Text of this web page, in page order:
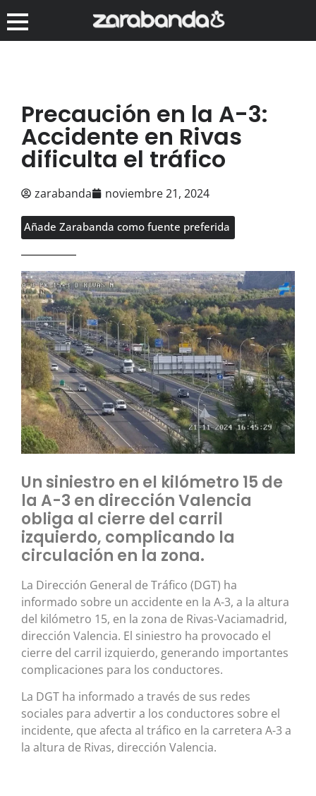
Precaución en la A-3:
Accidente en Rivas
dificulta el tráfico
zarabanda noviembre 21, 2024
Añade Zarabanda como fuente preferida
Un siniestro en el kilómetro 15 de
la A-3 en dirección Valencia
obliga al cierre del carril
izquierdo, complicando la
circulación en la zona.
La Dirección General de Tráfico (DGT) ha
informado sobre un accidente en la A-3, a la altura
del kilómetro 15, en la zona de Rivas-Vaciamadrid,
dirección Valencia. El siniestro ha provocado el
cierre del carril izquierdo, generando importantes
complicaciones para los conductores.
La DGT ha informado a través de sus redes
sociales para advertir a los conductores sobre el
incidente, que afecta al tráfico en la carretera A-3 a
la altura de Rivas, dirección Valencia.